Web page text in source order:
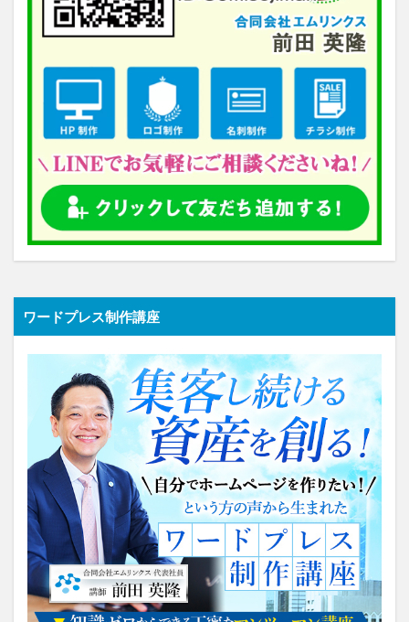
ワードプレス制作講座